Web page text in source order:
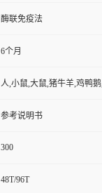
酶联免疫法
6个月
人,小鼠,大鼠,猪牛羊,鸡鸭
参考说明书
300
48T/96T